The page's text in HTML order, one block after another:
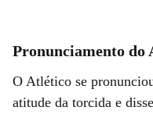
Pronunciamento do
O Atlético se
atitude da torcida e